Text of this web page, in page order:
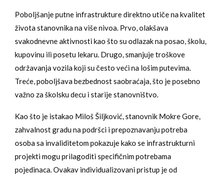
Poboljšanje putne infrastrukture direktno utiče na kvalitet
života stanovnika na više nivoa. Prvo, olakšava
svakodnevne aktivnosti kao što su odlazak na posao, školu,
kupovinu ili posetu lekaru. Drugo, smanjuje troškove
održavanja vozila koji su često veći na lošim putevima.
Treće, poboljšava bezbednost saobraćaja, što je posebno
važno za školsku decu i starije stanovništvo.
Kao što je istakao Miloš Šiljković, stanovnik Mokre Gore,
zahvalnost gradu na podršci i prepoznavanju potreba
osoba sa invaliditetom pokazuje kako se infrastrukturni
projekti mogu prilagoditi specifičnim potrebama
pojedinaca. Ovakav individualizovani pristup je od